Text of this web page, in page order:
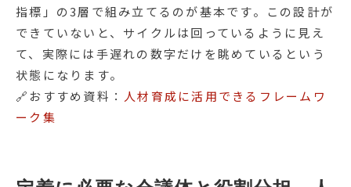
指標」の3層で組み立てるのが基本です。この設計が
できていないと、サイクルは回っているように見え
て、実際には手遅れの数字だけを眺めているという
状態になります。
🔗おすすめ資料： 人材育成に活用できるフレームワ
ーク集